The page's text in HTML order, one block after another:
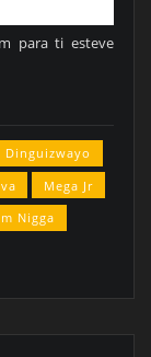
para ti esteve
Dinguizwayo
Mega Jr
Nigga